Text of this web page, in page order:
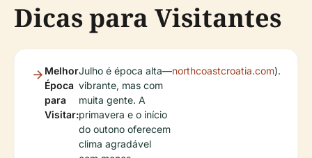
Dicas para Visitantes
Melhor
Época
para
Visitar:
Julho é época alta—
vibrante, mas com
muita gente. A
primavera e o início
do outono oferecem
clima agradável
northcoastcroatia.com).